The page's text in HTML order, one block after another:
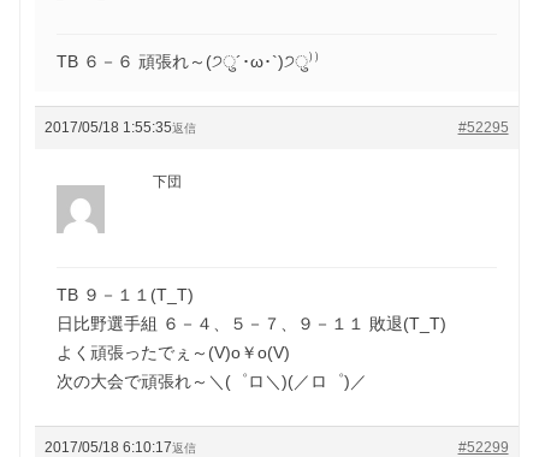
TB ６－６ 頑張れ～(੭ु´･ω･`)੭ु⁾⁾
2017/05/18 1:55:35 #52295
返信
下団
TB ９－１１(T_T)
日比野選手組 ６－４、５－７、９－１１ 敗退(T_T)
よく頑張ったでぇ～(V)o￥o(V)
次の大会で頑張れ～＼(゜ロ＼)(／ロ゜)／
2017/05/18 6:10:17 #52299
返信